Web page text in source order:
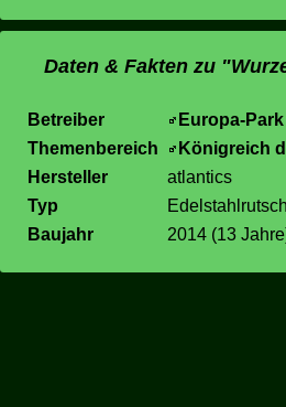
Daten & Fakten zu
Betreiber
Europa-Park
Themenbereich
Königreich
Hersteller
atlantics
Typ
Baujahr
2014 (13